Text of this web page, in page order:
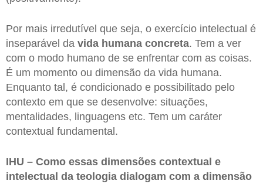
Por mais irredutível que seja, o exercício intelectual é
inseparável da vida humana concreta. Tem a ver
com o modo humano de se enfrentar com as coisas.
É um momento ou dimensão da vida humana.
Enquanto tal, é condicionado e possibilitado pelo
contexto em que se desenvolve: situações,
mentalidades, linguagens etc. Tem um caráter
contextual fundamental.
IHU – Como essas dimensões contextual e
intelectual da teologia dialogam com a dimensão